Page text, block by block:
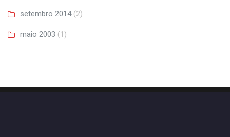
setembro 2014(2)
maio 2003 (1)